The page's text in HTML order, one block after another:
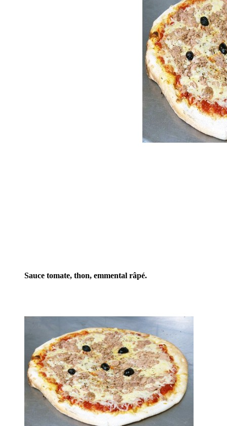
Sauce tomate, thon, emmental râpé.